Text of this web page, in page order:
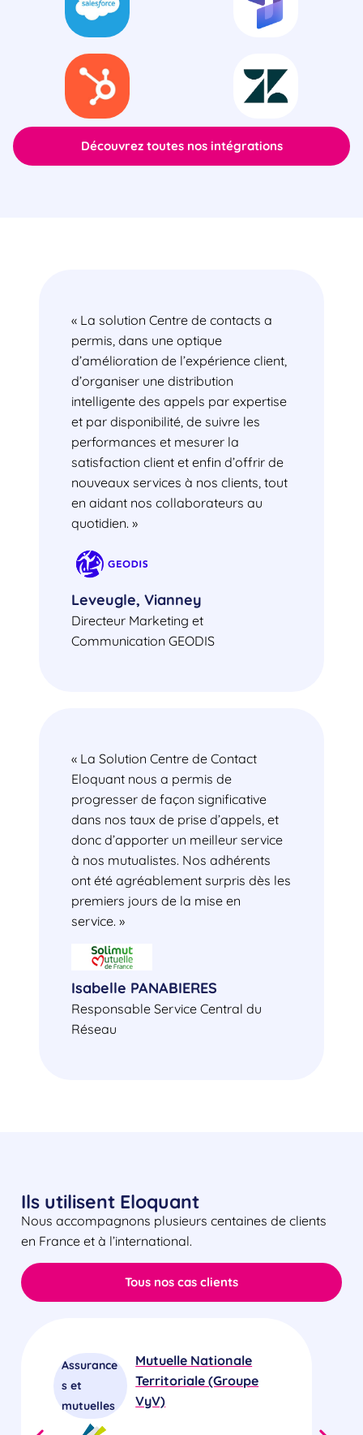
Découvrez toutes nos intégrations
« La solution Centre de contacts a
permis, dans une optique
d’amélioration de l’expérience client,
d’organiser une distribution
intelligente des appels par expertise
et par disponibilité, de suivre les
performances et mesurer la
satisfaction client et enfin d’offrir de
nouveaux services à nos clients, tout
en aidant nos collaborateurs au
quotidien. »
Leveugle, Vianney
Directeur Marketing et
Communication GEODIS
« La Solution Centre de Contact
Eloquant nous a permis de
progresser de façon significative
dans nos taux de prise d’appels, et
donc d’apporter un meilleur service
à nos mutualistes. Nos adhérents
ont été agréablement surpris dès les
premiers jours de la mise en
service. »
Isabelle PANABIERES
Responsable Service Central du
Réseau
Ils utilisent Eloquant
Nous accompagnons plusieurs centaines de clients
en France et à l’international.
Tous nos cas clients
Assurance
s et
mutuelles
Mutuelle Nationale
Territoriale (Groupe
VyV)